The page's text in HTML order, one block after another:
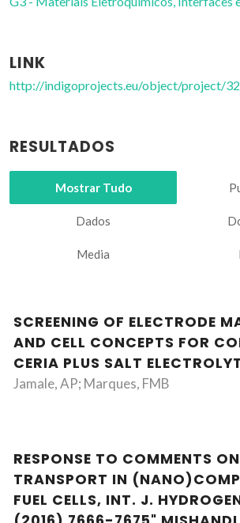
LINK
http://indigoprojects.eu/object/project/32
RESULTADOS
Mostrar Tudo
Dados
Media
SCREENING OF ELECTRODE
AND CELL CONCEPTS FOR
CERIA PLUS SALT
Jamale, AP; Marques, FMB
RESPONSE TO COMMENTS
TRANSPORT IN
FUEL CELLS, INT. J.